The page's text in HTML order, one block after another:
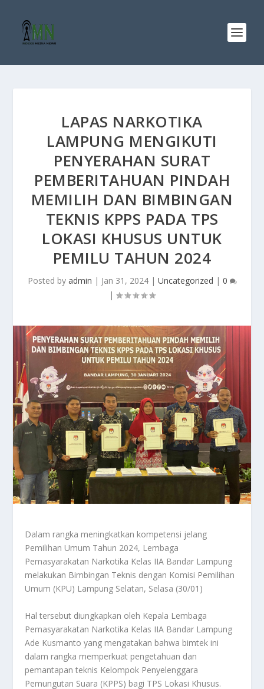
LAPAS NARKOTIKA
LAMPUNG MENGIKUTI
PENYERAHAN SURAT
PEMBERITAHUAN PINDAH
MEMILIH DAN BIMBINGAN
TEKNIS KPPS PADA TPS
LOKASI KHUSUS UNTUK
PEMILU TAHUN 2024
Posted by admin | Jan 31, 2024| Uncategorized | 0
|
Dalam rangka meningkatkan kompetensi jelang
Pemilihan Umum Tahun 2024, Lembaga
Pemasyarakatan Narkotika Kelas IIA Bandar Lampung
melakukan Bimbingan Teknis dengan Komisi Pemilihan
Umum (KPU) Lampung Selatan, Selasa (30/01)
Hal tersebut diungkapkan oleh Kepala Lembaga
Pemasyarakatan Narkotika Kelas IIA Bandar Lampung
Ade Kusmanto yang mengatakan bahwa bimtek ini
dalam rangka memperkuat pengetahuan dan
pemantapan teknis Kelompok Penyelenggara
Pemungutan Suara (KPPS) bagi TPS Lokasi Khusus.